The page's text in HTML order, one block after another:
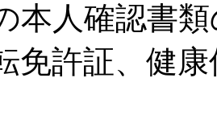
本人確認書
免許証、健